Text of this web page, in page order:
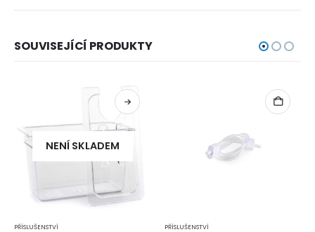
SOUVISEJÍCÍ PRODUKTY
NENÍ SKLADEM
PŘÍSLUŠENSTVÍ PŘÍSLUŠENSTVÍ